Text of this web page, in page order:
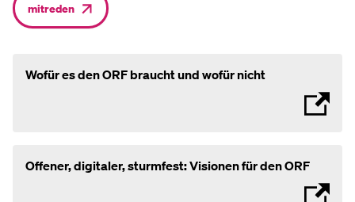
mitreden
Wofür es den ORF braucht und wofür nicht
Offener, digitaler, sturmfest: Visionen für den ORF